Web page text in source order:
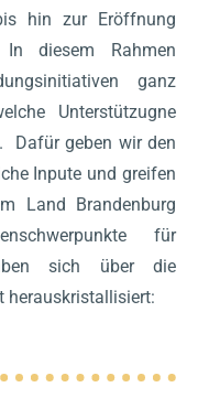
hin zur Eröffnung
diesem Rahmen
ganz
Unterstützugne
Dafür geben wir den
Inpute und greifen
Land Brandenburg
für
sich über die
herauskristallisiert: